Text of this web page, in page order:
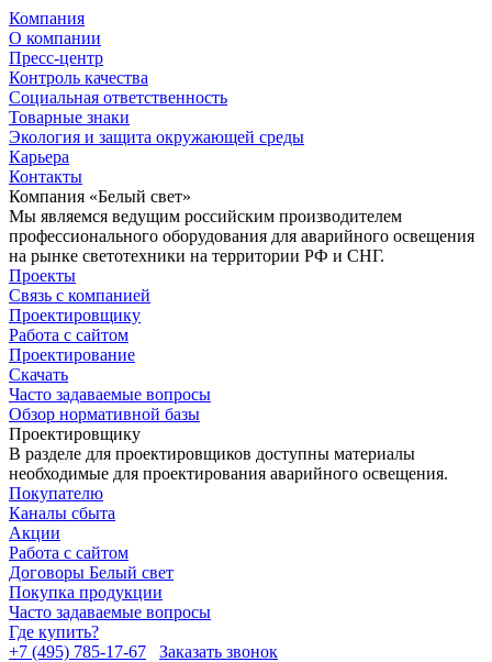
Компания
О компании
Пресс-центр
Контроль качества
Социальная ответственность
Товарные знаки
Экология и защита окружающей среды
Карьера
Контакты
Компания «Белый свет»
Мы являемся ведущим российским производителем
профессионального оборудования для аварийного освещения
на рынке светотехники на территории РФ и СНГ.
Проекты
Связь с компанией
Проектировщику
Работа с сайтом
Проектирование
Скачать
Часто задаваемые вопросы
Обзор нормативной базы
Проектировщику
В разделе для проектировщиков доступны материалы
необходимые для проектирования аварийного освещения.
Покупателю
Каналы сбыта
Акции
Работа с сайтом
Договоры Белый свет
Покупка продукции
Часто задаваемые вопросы
Где купить?
+7 (495) 785-17-67
Заказать звонок